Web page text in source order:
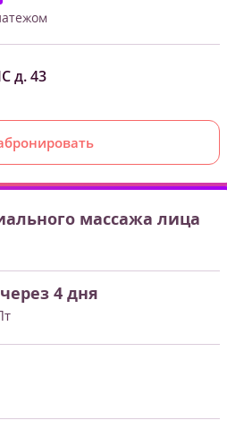
д. 43
массажа лица
4 дня